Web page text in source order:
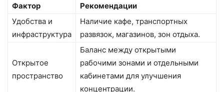
Фактор
Рекомендации
Удобства и
инфраструктура
Наличие кафе, транспортных
развязок, магазинов, зон отдыха.
Открытое
пространство
Баланс между открытыми
рабочими зонами и отдельными
кабинетами для улучшения
концентрации.